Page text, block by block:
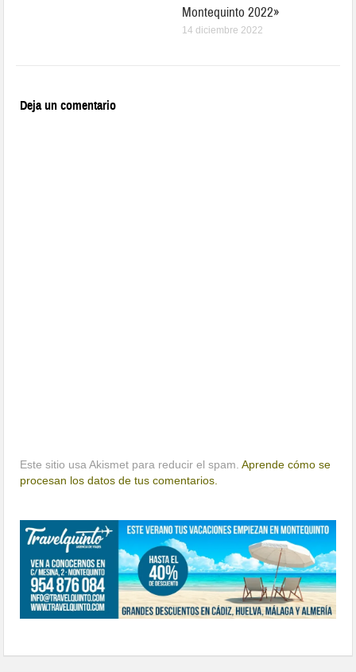
Montequinto 2022»
14 diciembre 2022
Deja un comentario
Este sitio usa Akismet para reducir el spam.Aprende cómo se
procesan los datos de tus comentarios.